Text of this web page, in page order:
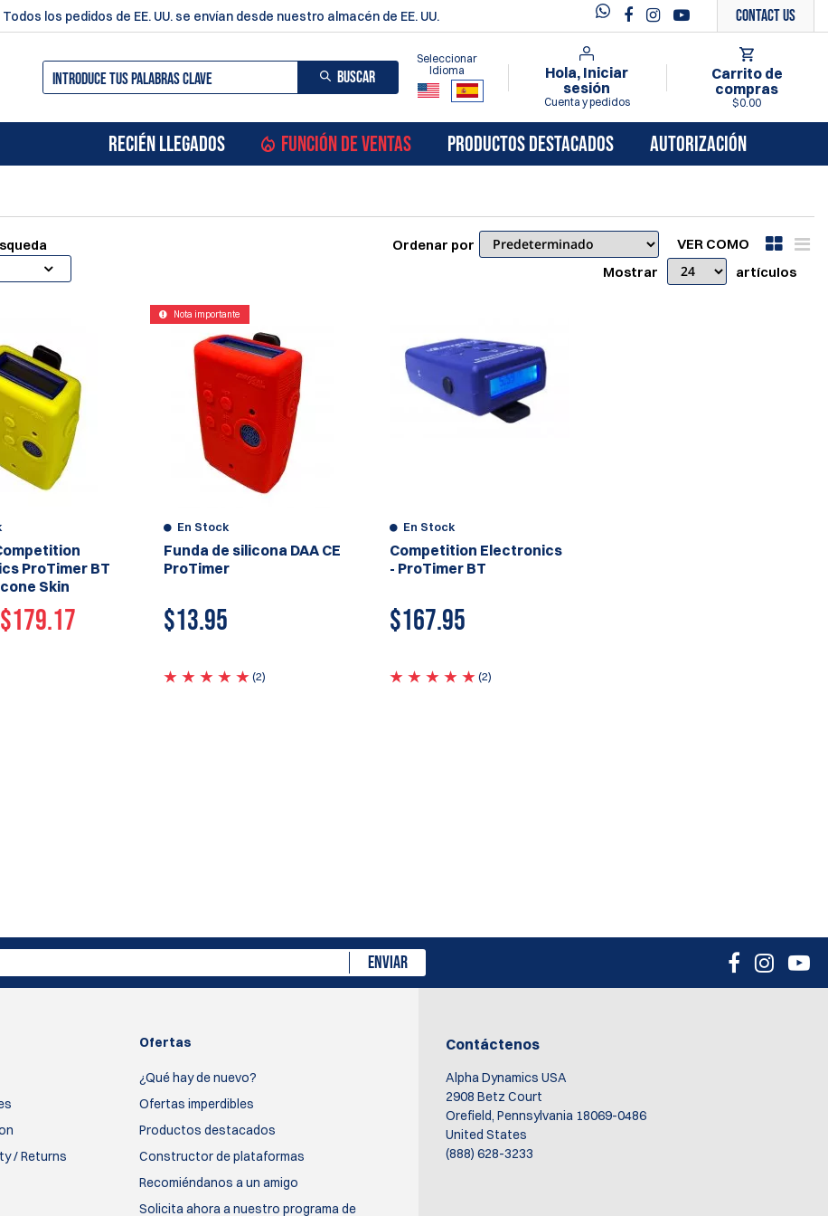
Todos los pedidos de EE. UU. se envían desde nuestro almacén de EE. UU. Contact Us
BUSCAR
Seleccionar
Idioma
Hola, Iniciar
sesión
Cuenta y pedidos
Carrito de
compras
$0.00
RECIÉN LLEGADOS FUNCIÓN DE VENTAS PRODUCTOS DESTACADOS AUTORIZACIÓN
VER COMO
Ordenar por
Mostrar
artículos
ProTimer BT
Skin
$179.17
En Stock
Funda de silicona DAA CE
ProTimer
$13.95
(2)
Nota importante
En Stock
Competition Electronics
- ProTimer BT
$167.95
(2)
ENVIAR
/ Returns
Ofertas
¿Qué hay de nuevo?
Ofertas imperdibles
Productos destacados
Constructor de plataformas
Recomiéndanos a un amigo
Solicita ahora a nuestro programa de
Contáctenos
Alpha Dynamics USA
2908 Betz Court
Orefield, Pennsylvania 18069-0486
United States
(888) 628-3233